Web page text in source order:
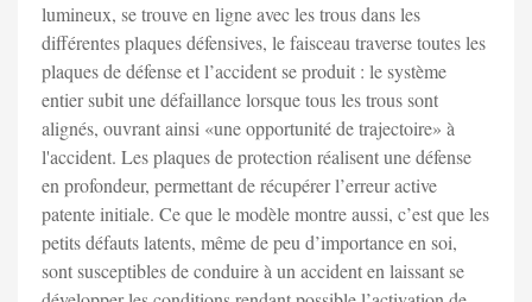
lumineux, se trouve en ligne avec les trous dans les
différentes plaques défensives, le faisceau traverse toutes les
plaques de défense et l’accident se produit : le système
entier subit une défaillance lorsque tous les trous sont
alignés, ouvrant ainsi «une opportunité de trajectoire» à
l'accident. Les plaques de protection réalisent une défense
en profondeur, permettant de récupérer l’erreur active
patente initiale. Ce que le modèle montre aussi, c’est que les
petits défauts latents, même de peu d’importance en soi,
sont susceptibles de conduire à un accident en laissant se